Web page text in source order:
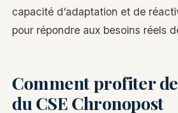
capacité d’adaptation et de
pour répondre aux besoins réels
Comment profiter
du CSE Chronopost